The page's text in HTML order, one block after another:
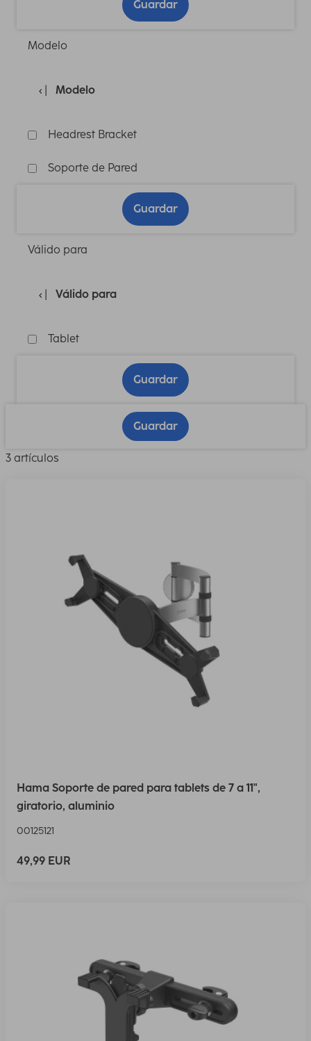
Guardar
Modelo
Modelo
Headrest Bracket
Soporte de Pared
Guardar
Válido para
Válido para
Tablet
Guardar
Guardar
3 artículos
Hama Soporte de pared para tablets de 7 a 11",
giratorio, aluminio
00125121
49,99 EUR